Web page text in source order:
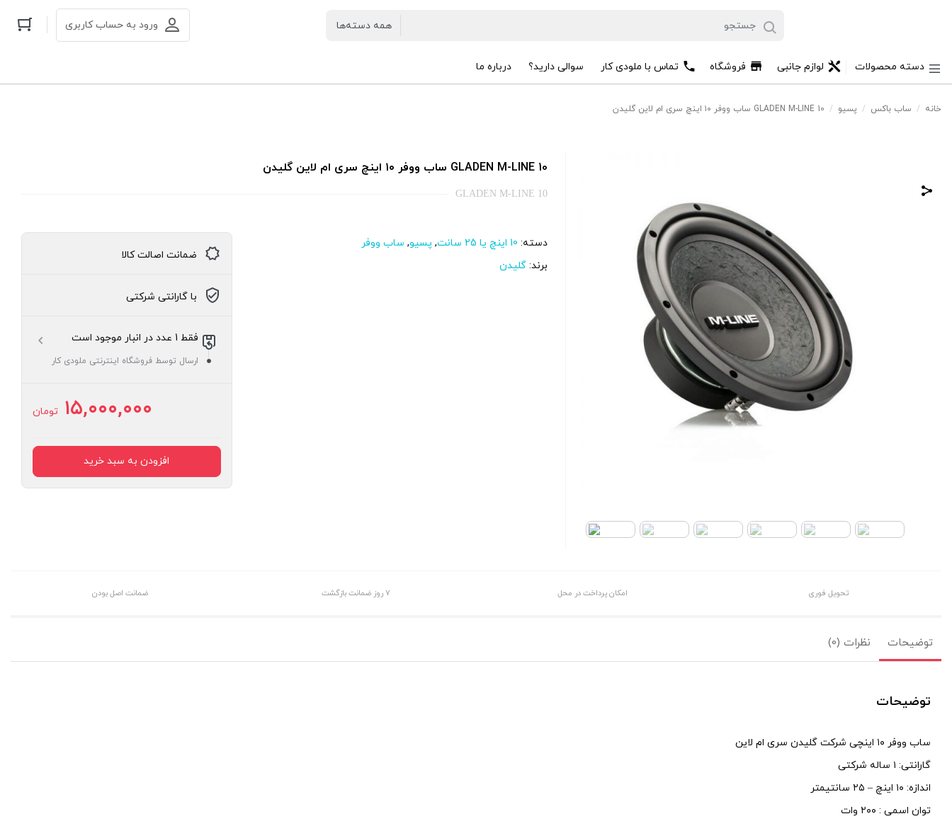
ورود به حساب کاربری
دسته محصولات لوازم جانبی فروشگاه تماس با ملودی کار سوالی دارید؟ درباره ما
خانه / ساب باکس / پسیو / GLADEN M-LINE 10 ساب ووفر ۱۰ اینچ سری ام لاین گلیدن
GLADEN M-LINE 10 ساب ووفر ۱۰ اینچ سری ام لاین گلیدن
GLADEN M-LINE 10
دسته: 10 اینچ یا 25 سانت , پسیو, ساب ووفر
برند:گلیدن
ضمانت اصالت کالا
با گارانتی شرکتی
فقط 1 عدد در انبار موجود است
ارسال توسط فروشگاه اینترنتی ملودی کار
۱۵,۰۰۰,۰۰۰ تومان
افزودن به سبد خرید
تحویل فوری امکان پرداخت در محل 7 روز ضمانت بازگشت ضمانت اصل بودن
توضیحات نظرات (0)
توضیحات
ساب ووفر ۱۰ اینچی شرکت گلیدن سری ام لاین
گارانتی: ۱ ساله شرکتی
اندازه: ۱۰ اینچ – ۲۵ سانتیمتر
توان اسمی : ۲۰۰ وات